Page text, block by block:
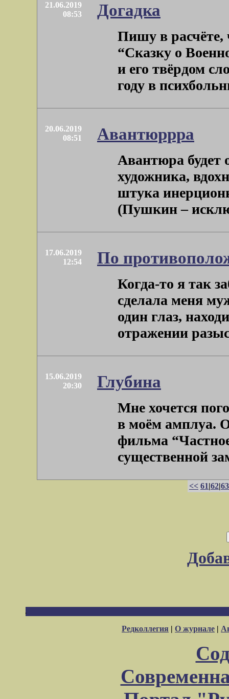
21.06.2019
08:53
Догадка
Пишу в расчёте,
“Сказку о
и его твёрдом
году в
20.06.2019
08:51
Авантюррра
Авантюра будет
художника,
штука
(Пушкин –
17.06.2019
12:54
По
Когда-то я так
сделала меня
один глаз,
отражении
15.06.2019
20:30
Глубина
Мне хочется
в моём амплуа.
фильма
существенной
<< 61|62|63
Редколлегия | О журнале |